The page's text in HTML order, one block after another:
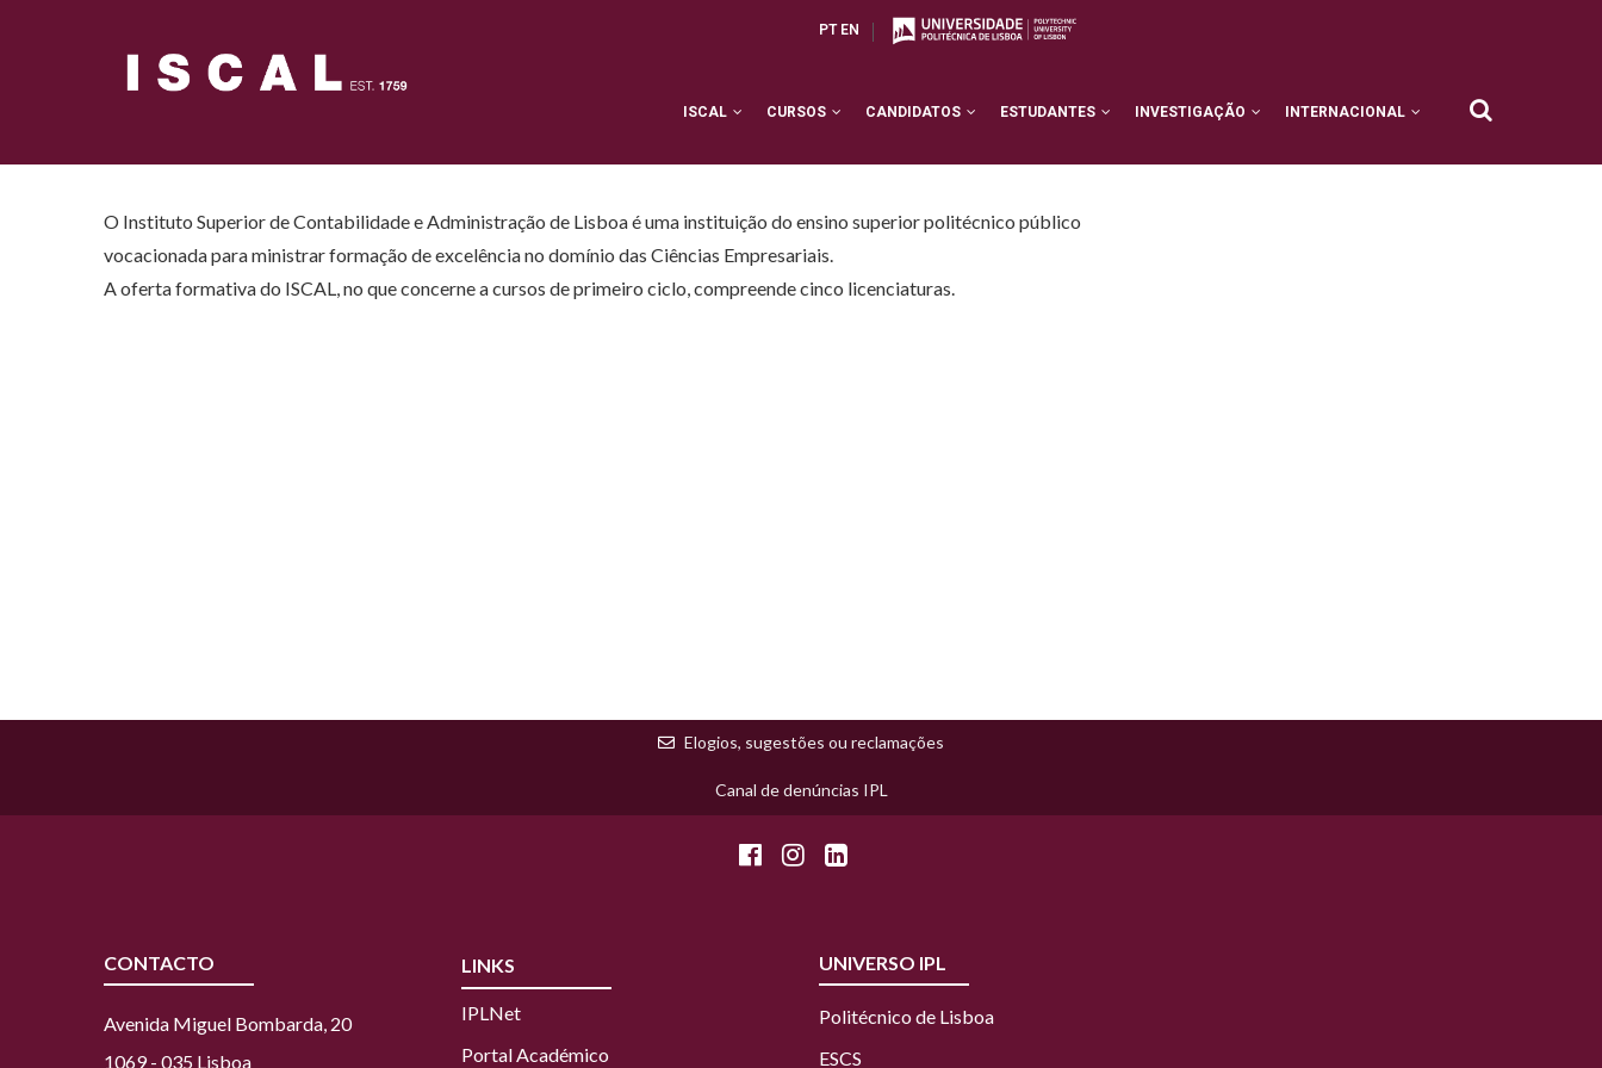
PT EN
ISCAL CURSOS CANDIDATOS ESTUDANTES INVESTIGAÇÃO INTERNACIONAL
O Instituto Superior de Contabilidade e Administração de Lisboa é uma instituição do ensino superior politécnico público
vocacionada para ministrar formação de excelência no domínio das Ciências Empresariais.
A oferta formativa do ISCAL, no que concerne a cursos de primeiro ciclo, compreende cinco licenciaturas.
Elogios, sugestões ou reclamações
Canal de denúncias IPL
CONTACTO
Avenida Miguel Bombarda, 20
1069 - 035 Lisboa
LINKS
IPLNet
Portal Académico
UNIVERSO IPL
Politécnico de Lisboa
ESCS